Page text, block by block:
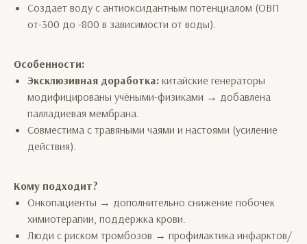
Создает воду с антиоксидантным потенциалом (ОВП
от-300 до -800 в зависимости от воды).
Особенности:
Эксклюзивная доработка: китайские генераторы
модифицированы учёными-физиками → добавлена
палладиевая мембрана.
Совместима с травяными чаями и настоями (усиление
действия).
Кому подходит?
Онкопациенты → дополнительно снижение побочек
химиотерапии, поддержка крови.
Люди с риском тромбозов → профилактика инфарктов/